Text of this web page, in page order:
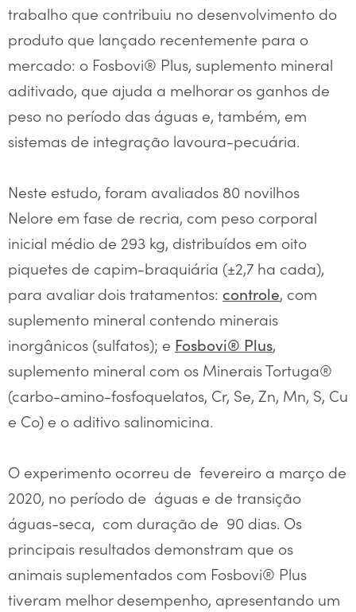
trabalho que contribuiu no desenvolvimento do
produto que lançado recentemente para o
mercado: o Fosbovi® Plus, suplemento mineral
aditivado, que ajuda a melhorar os ganhos de
peso no período das águas e, também, em
sistemas de integração lavoura-pecuária.
Neste estudo, foram avaliados 80 novilhos
Nelore em fase de recria, com peso corporal
inicial médio de 293 kg, distribuídos em oito
piquetes de capim-braquiária (±2,7 ha cada),
para avaliar dois tratamentos: controle, com
suplemento mineral contendo minerais
inorgânicos (sulfatos); e Fosbovi® Plus,
suplemento mineral com os Minerais Tortuga®
(carbo-amino-fosfoquelatos, Cr, Se, Zn, Mn, S, Cu
e Co) e o aditivo salinomicina.
O experimento ocorreu de fevereiro a março de
2020, no período de águas e de transição
águas-seca, com duração de 90 dias. Os
principais resultados demonstram que os
animais suplementados com Fosbovi® Plus
tiveram melhor desempenho, apresentando um